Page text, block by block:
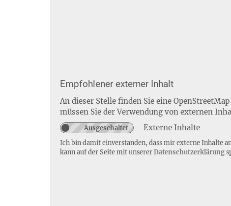
Empfohlener externer Inhalt
An dieser Stelle finden Sie eine
müssen Sie der Verwendung von externen
Externe Inhalte
Ich bin damit einverstanden, dass mir externe Inhalte
kann auf der Seite mit unsererDatenschutzerklärung